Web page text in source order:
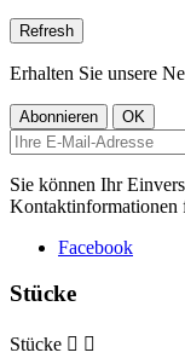
Erhalten Sie unsere
Sie können Ihr
Kontaktinformationen
Facebook
Stücke
Stücke  